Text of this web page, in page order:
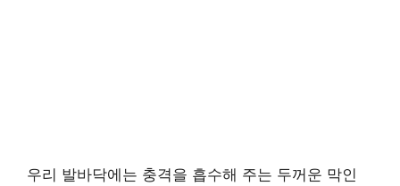
우리 발바닥에는 충격을 흡수해 주는 두꺼운 막인